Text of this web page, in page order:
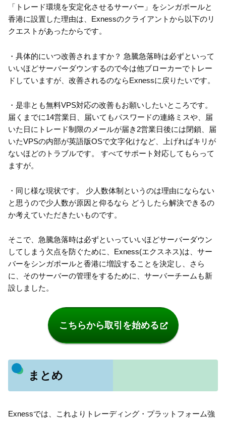
「トレード環境を安定化させるサーバー」をシンガポールと
香港に設置した理由は、Exnessのクライアントから以下のリ
クエストがあったからです。
・具体的にいつ改善されますか？ 急騰急落時は必ずといって
いいほどサーバーダウンするので今は他ブローカーでトレー
ドしていますが、改善されるのならExnessに戻りたいです。
・是非とも無料VPS対応の改善もお願いしたいところです。
届くまでに14営業日、届いてもパスワードの連絡ミスや、届
いた日にトレード制限のメールが届き2営業日後には閉鎖、届
いたVPSの内部が英語版OSで文字化けなど、上げればキリが
ないほどのトラブルです。 すべてサポート対応してもらって
ますが。
・同じ様な現状です。 少人数体制というのは理由にならない
と思うので少人数が原因と仰るなら どうしたら解決できるの
か考えていただきたいものです。
そこで、急騰急落時は必ずといっていいほどサーバーダウン
してしまう欠点を防ぐために、Exness(エクスネス)は、サー
バーをシンガポールと香港に増設することを決定し、さら
に、そのサーバーの管理をするために、サーバーチームも新
設しました。
こちらから取引を始める
まとめ
Exnessでは、これよりトレーディング・プラットフォーム強